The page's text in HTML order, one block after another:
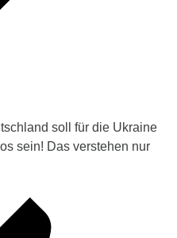
soll für die Ukraine
sein! Das verstehen nur